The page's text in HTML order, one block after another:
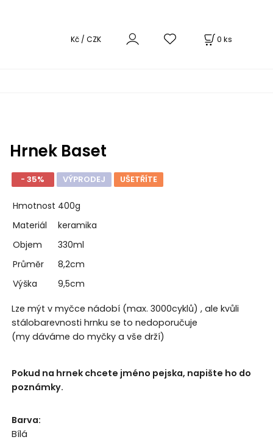
0 ks
Kč / CZK
Hrnek Baset
- 35% VÝPRODEJ UŠETŘÍTE
Hmotnost 400g
Materiál
keramika
Objem
330ml
Průměr
8,2cm
Výška
9,5cm
Lze mýt v myčce nádobí (max. 3000cyklů) , ale kvůli
stálobarevnosti hrnku se to nedoporučuje
(my dáváme do myčky a vše drží)
Pokud na hrnek chcete jméno pejska, napište ho do
poznámky.
Barva:
Bílá